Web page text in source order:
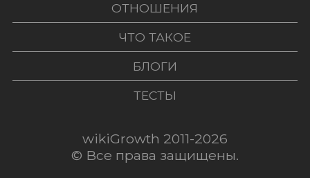
ОТНОШЕНИЯ
ЧТО ТАКОЕ
БЛОГИ
ТЕСТЫ
wikiGrowth 2011-2026
© Все права защищены.